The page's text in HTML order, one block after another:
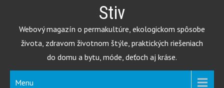
content
Stiv
Webový magazín o permakultúre, ekologickom spôsobe
života, zdravom životnom štýle, praktických riešeniach
do domu a bytu, móde, deťoch aj kráse.
Menu